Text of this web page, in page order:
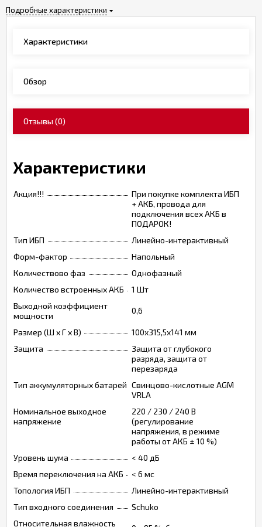
Подробные характеристики
Характеристики
Обзор
Отзывы(0)
Характеристики
Акция!!!
При покупке комплекта ИБП
+ АКБ, провода для
подключения всех АКБ в
ПОДАРОК!
Тип ИБП
Линейно-интерактивный
Форм-фактор
Напольный
Количествово фаз
Однофазный
Количество встроенных АКБ
1 Шт
Выходной коэффициент
мощности
0,6
Размер (Ш х Г х В)
100x315,5x141 мм
Защита
Защита от глубокого
разряда, защита от
перезаряда
Тип аккумуляторных батарей Свинцово-кислотные AGM
VRLA
Номинальное выходное
напряжение
220 / 230 / 240 В
(регулирование
напряжения, в режиме
работы от АКБ ± 10 %)
Уровень шума
< 40 дБ
Время переключения на АКБ
< 6 мс
Топология ИБП
Линейно-интерактивный
Тип входного соединения
Schuko
Относительная влажность